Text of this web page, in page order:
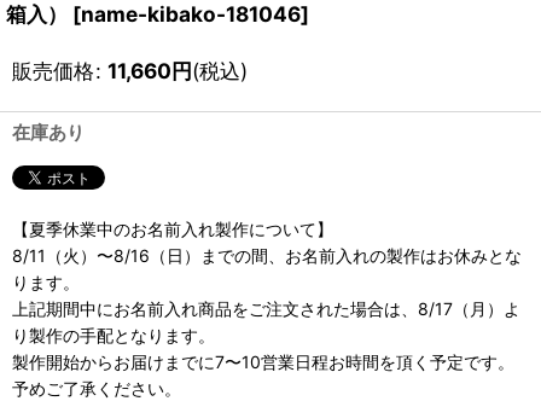
箱入）
[name-kibako-181046]
販売価格: 11,660円(税込)
在庫あり
【夏季休業中のお名前入れ製作について】
8/11（火）〜8/16（日）までの間、お名前入れの製作はお休みとな
ります。
上記期間中にお名前入れ商品をご注文された場合は、8/17（月）よ
り製作の手配となります。
製作開始からお届けまでに7〜10営業日程お時間を頂く予定です。
予めご了承ください。